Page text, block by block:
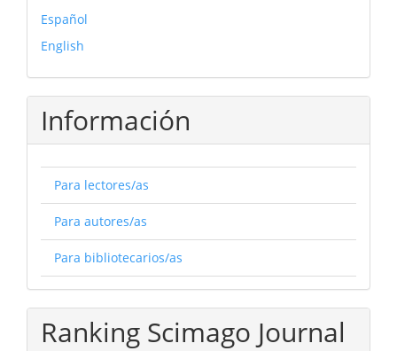
Español
English
Información
Para lectores/as
Para autores/as
Para bibliotecarios/as
Ranking Scimago Journal